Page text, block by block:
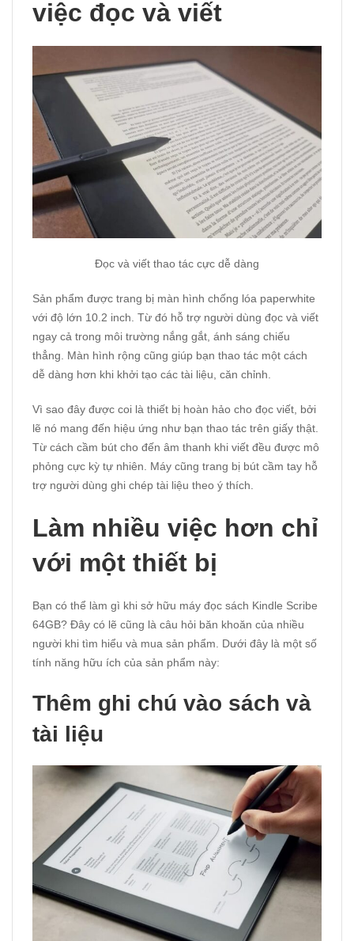
việc đọc và viết
Đọc và viết thao tác cực dễ dàng
Sản phẩm được trang bị màn hình chống lóa paperwhite
với độ lớn 10.2 inch. Từ đó hỗ trợ người dùng đọc và viết
ngay cả trong môi trường nắng gắt, ánh sáng chiếu
thẳng. Màn hình rộng cũng giúp bạn thao tác một cách
dễ dàng hơn khi khởi tạo các tài liệu, căn chỉnh.
Vì sao đây được coi là thiết bị hoàn hảo cho đọc viết, bởi
lẽ nó mang đến hiệu ứng như bạn thao tác trên giấy thật.
Từ cách cầm bút cho đến âm thanh khi viết đều được mô
phỏng cực kỳ tự nhiên. Máy cũng trang bị bút cầm tay hỗ
trợ người dùng ghi chép tài liệu theo ý thích.
Làm nhiều việc hơn chỉ
với một thiết bị
Bạn có thể làm gì khi sở hữu máy đọc sách Kindle Scribe
64GB? Đây có lẽ cũng là câu hỏi băn khoăn của nhiều
người khi tìm hiểu và mua sản phẩm. Dưới đây là một số
tính năng hữu ích của sản phẩm này:
Thêm ghi chú vào sách và
tài liệu